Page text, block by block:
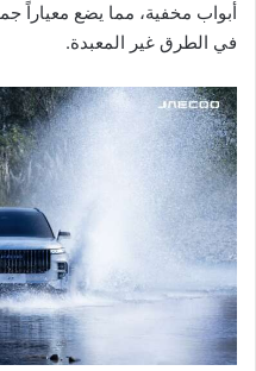
أبواب مخفية، مما يضع معياراً
في الطرق غير المعبدة.